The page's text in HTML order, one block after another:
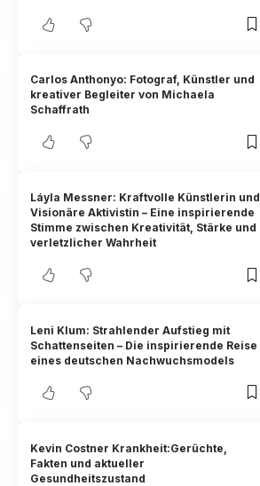
Carlos Anthonyo: Fotograf, Künstler und
kreativer Begleiter von Michaela
Schaffrath
Láyla Messner: Kraftvolle Künstlerin und
Visionäre Aktivistin – Eine inspirierende
Stimme zwischen Kreativität, Stärke und
verletzlicher Wahrheit
Leni Klum: Strahlender Aufstieg mit
Schattenseiten – Die inspirierende Reise
eines deutschen Nachwuchsmodels
Kevin Costner Krankheit:Gerüchte,
Fakten und aktueller
Gesundheitszustand